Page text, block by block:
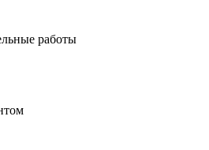
работы